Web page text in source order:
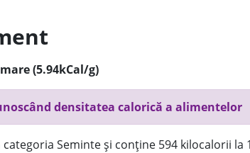
(5.94kCal/g)
densitatea calorică a alimentelor
Seminte și conține 594 kilocalorii la